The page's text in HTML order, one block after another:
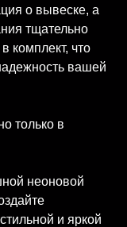
о вывеске, а
тщательно
комплект, что
вашей
только в
неоновой
и яркой